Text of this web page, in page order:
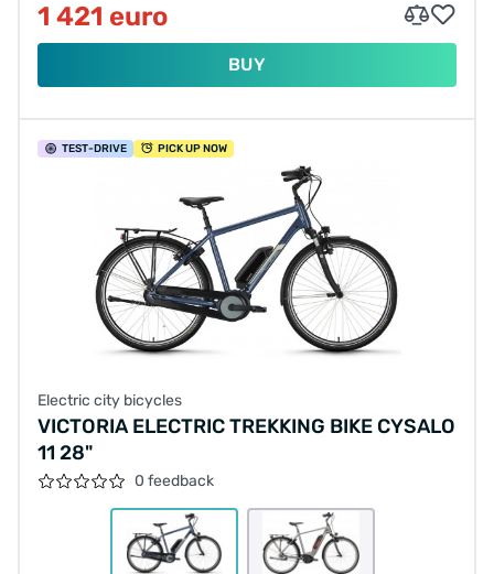
1 421 euro
BUY
TEST-DRIVE PICK UP NOW
Electric city bicycles
VICTORIA ELECTRIC TREKKING BIKE CYSALO
11 28"
0 feedback